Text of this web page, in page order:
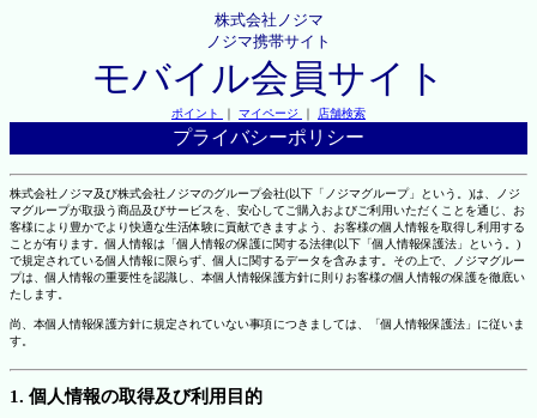
株式会社ノジマ
ノジマ携帯サイト
モバイル会員サイト
ポイント ｜ マイページ ｜ 店舗検索
プライバシーポリシー
株式会社ノジマ及び株式会社ノジマのグループ会社(以下「ノジマグループ」という。)は、ノジ
マグループが取扱う商品及びサービスを、安心してご購入およびご利用いただくことを通じ、お
客様により豊かでより快適な生活体験に貢献できますよう、お客様の個人情報を取得し利用する
ことが有ります。個人情報は「個人情報の保護に関する法律(以下「個人情報保護法」という。)
で規定されている個人情報に限らず、個人に関するデータを含みます。その上で、ノジマグルー
プは、個人情報の重要性を認識し、本個人情報保護方針に則りお客様の個人情報の保護を徹底い
たします。
尚、本個人情報保護方針に規定されていない事項につきましては、「個人情報保護法」に従いま
す。
1. 個人情報の取得及び利用目的